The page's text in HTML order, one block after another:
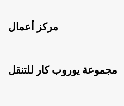
مركز أعمال
مجموعة يوروب كار للتنقل